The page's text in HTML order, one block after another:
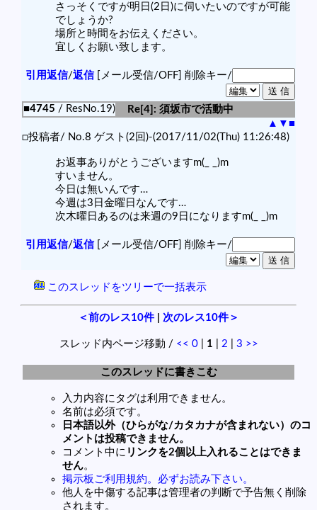
さっそくですが明日(2日)に伺いたいのですが可能
でしょうか?
場所と時間をお伝えください。
宜しくお願い致します。
引用返信/返信[メール受信/OFF] 削除キー/
■4745 / ResNo.19)
Re[4]: 須坂市で活動中
▲ ▼ ■
□投稿者/ No.8 ゲスト(2回)-(2017/11/02(Thu) 11:26:48)
お返事ありがとうございますm(_ _)m
すいません。
今日は無いんです…
今週は3日金曜日なんです…
次木曜日あるのは来週の9日になりますm(_ _)m
引用返信/返信[メール受信/OFF] 削除キー/
このスレッドをツリーで一括表示
＜前のレス10件 次のレス10件＞
スレッド内ページ移動 / << 0| 1 2 3 >>
このスレッドに書きこむ
入力内容にタグは利用できません。
名前は必須です。
日本語以外（ひらがな/カタカナが含まれない）のコ
メントは投稿できません。
コメント中に リンクを2個以上入れることはできま
せん。
掲示板ご利用規約。必ずお読み下さい。
他人を中傷する記事は管理者の判断で予告無く削除
されます。